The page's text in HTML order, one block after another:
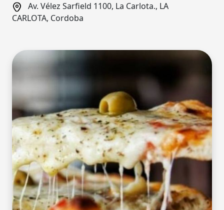
Av. Vélez Sarfield 1100, La Carlota., LA
CARLOTA, Cordoba